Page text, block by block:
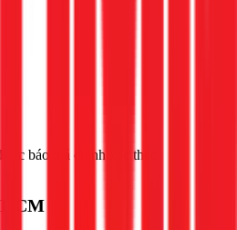
báo giá chính xác theo